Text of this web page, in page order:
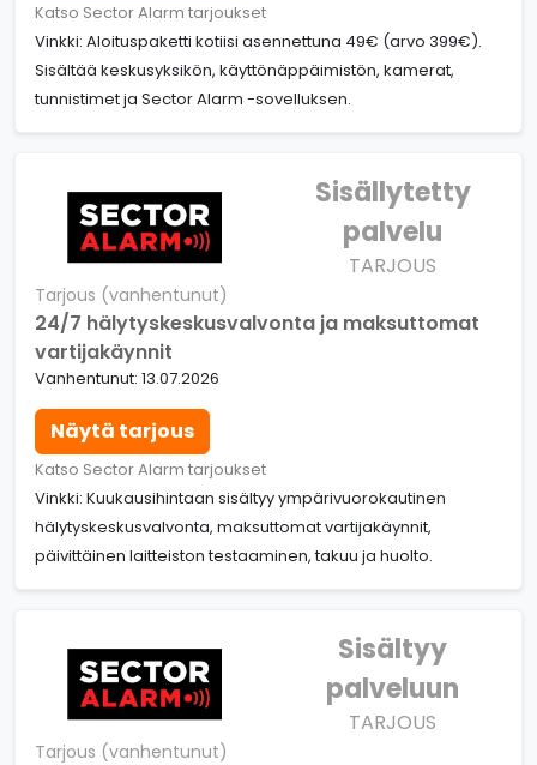
Katso Sector Alarm tarjoukset
Vinkki: Aloituspaketti kotiisi asennettuna 49€ (arvo 399€).
Sisältää keskusyksikön, käyttönäppäimistön, kamerat,
tunnistimet ja Sector Alarm -sovelluksen.
Sisällytetty
palvelu
TARJOUS
Tarjous (vanhentunut)
24/7 hälytyskeskusvalvonta ja maksuttomat
vartijakäynnit
Vanhentunut: 13.07.2026
Näytä tarjous
Katso Sector Alarm tarjoukset
Vinkki: Kuukausihintaan sisältyy ympärivuorokautinen
hälytyskeskusvalvonta, maksuttomat vartijakäynnit,
päivittäinen laitteiston testaaminen, takuu ja huolto.
Sisältyy
palveluun
TARJOUS
Tarjous (vanhentunut)